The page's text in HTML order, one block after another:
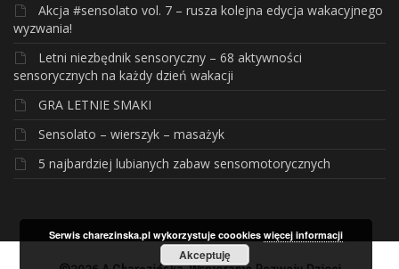
Akcja #sensolato vol. 7 – rusza kolejna edycja wakacyjnego
wyzwania!
Letni niezbędnik sensoryczny – 68 aktywności
sensorycznych na każdy dzień wakacji
GRA LETNIE SMAKI
Sensolato – wierszyk – masażyk
5 najbardziej lubianych zabaw sensomotorycznych
Serwis charezinska.pl wykorzystuje coookieswięcej informacji
Akceptuję